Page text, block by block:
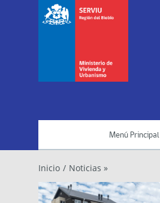
Menú Principal
Inicio / Noticias »